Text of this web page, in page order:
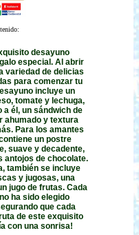
desayuno
especial. Al abrir
variedad de delicias
para comenzar tu
incluye un
tomate y lechuga,
a él, un sándwich de
ahumado y textura
Para los amantes
un postre
suave y decadente,
antojos de chocolate.
también se incluye
y jugosas, una
jugo de frutas. Cada
ha sido elegido
que cada
de este exquisito
con una sonrisa!